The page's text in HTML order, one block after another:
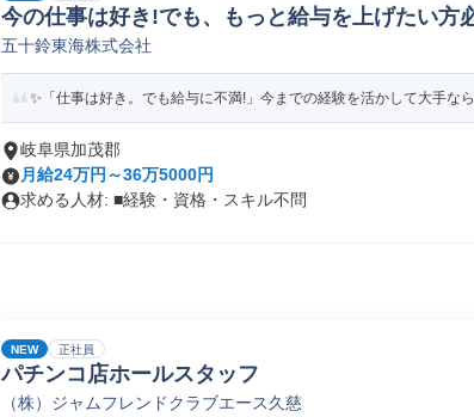
今の仕事は好き!でも、もっと給与を上げたい方
五十鈴東海株式会社
✨「仕事は好き。でも給与に不満!」今までの経験を活かして大手な
岐阜県加茂郡
月給24万円～36万5000円
求める人材: ■経験・資格・スキル不問
NEW 正社員
パチンコ店ホールスタッフ
（株）ジャムフレンドクラブエース久慈